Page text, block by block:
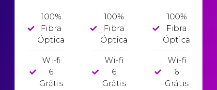
100%
Fibra
Óptica
Wi-fi
6
Grátis
100%
Fibra
Óptica
Wi-fi
6
Grátis
100%
Fibra
Óptica
Wi-fi
6
Grátis